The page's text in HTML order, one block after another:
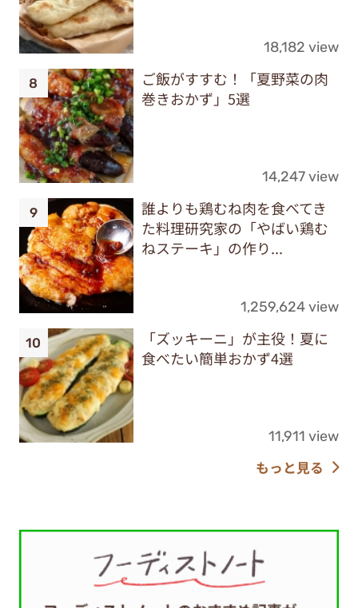
18,182 view
ご飯がすすむ！「夏野菜の肉
巻きおかず」5選
14,247 view
誰よりも鶏むね肉を食べてき
た料理研究家の「やばい鶏む
ねステーキ」の作り...
1,259,624 view
「ズッキーニ」が主役！夏に
食べたい簡単おかず4選
11,911 view
もっと見る